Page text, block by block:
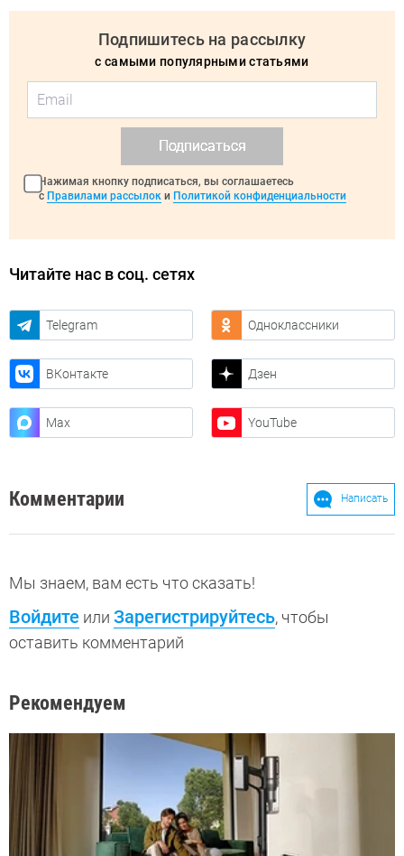
Подпишитесь на рассылку
с самыми популярными статьями
Подписаться
Нажимая кнопку подписаться, вы соглашаетесь
с Правилами рассылок и Политикой конфиденциальности
Читайте нас в соц. сетях
Telegram Одноклассники
ВКонтакте Дзен
Max YouTube
Комментарии Написать
Мы знаем, вам есть что сказать!
Войдите или Зарегистрируйтесь, чтобы
оставить комментарий
Рекомендуем